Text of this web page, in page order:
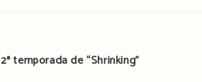
temporada de “Shrinking”